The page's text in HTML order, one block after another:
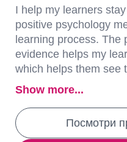
I help my learners
positive psychology
learning process. The
evidence helps my
which helps them see
Show more...
Посмотри